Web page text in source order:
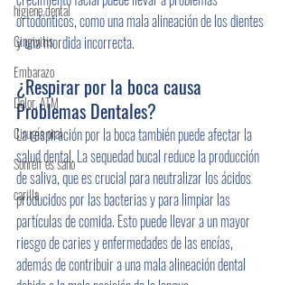
higiene dental
Gingivitis
Embarazo
Dolor, ATM
Cirugía oral
Sonreír es sano
carilla
ortodónticos, como una mala alineación de los dientes
y una mordida incorrecta.
¿Respirar por la boca causa
Problemas Dentales?
La respiración por la boca también puede afectar la
salud dental. La sequedad bucal reduce la producción
de saliva, que es crucial para neutralizar los ácidos
producidos por las bacterias y para limpiar las
partículas de comida. Esto puede llevar a un mayor
riesgo de caries y enfermedades de las encías,
además de contribuir a una mala alineación dental